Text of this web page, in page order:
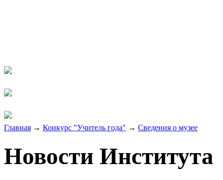
Главная → Конкурс "Учитель года" → Сведения о музее
Новости Института